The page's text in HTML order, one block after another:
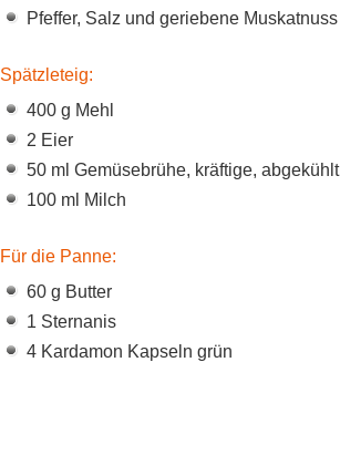
Pfeffer, Salz und geriebene Muskatnuss
Spätzleteig:
400 g Mehl
2 Eier
50 ml Gemüsebrühe, kräftige, abgekühlt
100 ml Milch
Für die Panne:
60 g Butter
1 Sternanis
4 Kardamon Kapseln grün